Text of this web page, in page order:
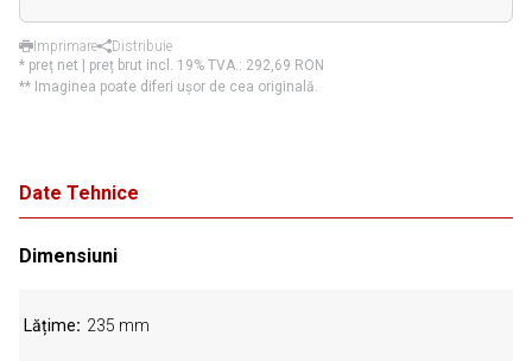
Imprimare
Distribuie
* preț net | preț brut incl. 19% TVA.: 292,69 RON
** Imaginea poate diferi ușor de cea originală.
Date Tehnice
Dimensiuni
Lățime 235 mm